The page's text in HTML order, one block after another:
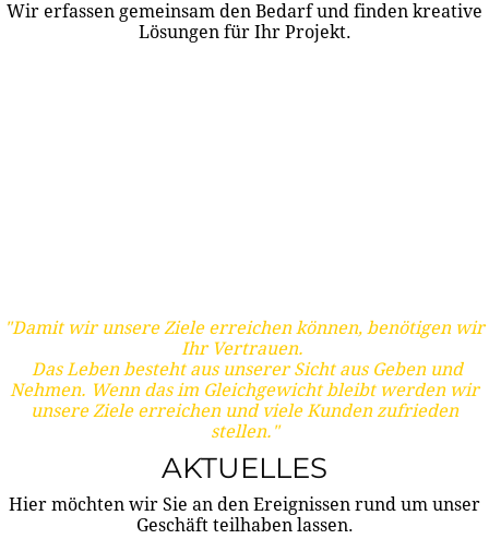
Wir erfassen gemeinsam den Bedarf und finden kreative
Lösungen für Ihr Projekt.
"Damit wir unsere Ziele erreichen können, benötigen wir
Ihr Vertrauen.
Das Leben besteht aus unserer Sicht aus Geben und
Nehmen. Wenn das im Gleichgewicht bleibt werden wir
unsere Ziele erreichen und viele Kunden zufrieden
stellen."
AKTUELLES
Hier möchten wir Sie an den Ereignissen rund um unser
Geschäft teilhaben lassen.